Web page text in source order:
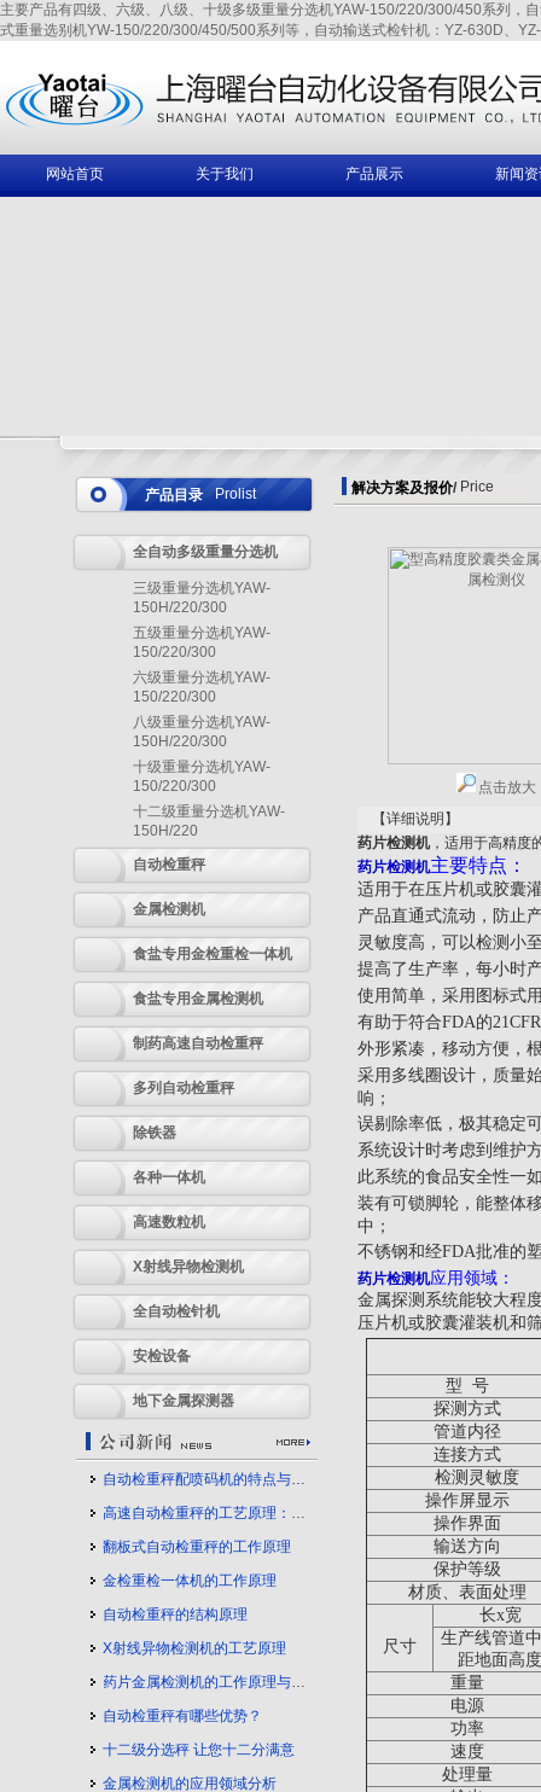
主要产品有四级、六级、八级、十级多级重量分选机YAW-150/220/300/450系列
式重量选别机YW-150/220/300/450/500系列等，自动输送式检针机：YZ-630D、
网站首页 关于我们 产品展示 新闻
产品目录 Prolist
全自动多级重量分选机
三级重量分选机YAW-
150H/220/300
五级重量分选机YAW-
150/220/300
六级重量分选机YAW-
150/220/300
八级重量分选机YAW-
150H/220/300
十级重量分选机YAW-
150/220/300
十二级重量分选机YAW-
150H/220
自动检重秤
金属检测机
食盐专用金检重检一体机
食盐专用金属检测机
制药高速自动检重秤
多列自动检重秤
除铁器
各种一体机
高速数粒机
X射线异物检测机
全自动检针机
安检设备
地下金属探测器
自动检重秤配喷码机的特点与应用
高速自动检重秤的工艺原理：守护产品质量的幕后力量
翻板式自动检重秤的工作原理
金检重检一体机的工作原理
自动检重秤的结构原理
X射线异物检测机的工艺原理
药片金属检测机的工作原理与工艺流程
自动检重秤有哪些优势？
十二级分选秤 让您十二分满意
金属检测机的应用领域分析
解决方案及报价/ Price
点击放大
【详细说明】
药片检测机，适用于高精度
药片检测机主要特点：
适用于在压片机或胶囊
产品直通式流动，防止
灵敏度高，可以检测小
提高了生产率，每小时
使用简单，采用图标式
有助于符合FDA的
外形紧凑，移动方便，
采用多线圈设计，质量
响；
误剔除率低，极其稳定
系统设计时考虑到维护
此系统的食品安全性一
装有可锁脚轮，能整体
中；
不锈钢和经FDA批准的
药片检测机应用领域：
金属探测系统能较大程
压片机或胶囊灌装机和
型 号
探测方式
管道内径
连接方式
检测灵敏度
操作屏显示
操作界面
输送方向
保护等级
材质、表面处理
尺寸
长x宽
生产线管道
距地面高
重量
电源
功率
速度
处理量